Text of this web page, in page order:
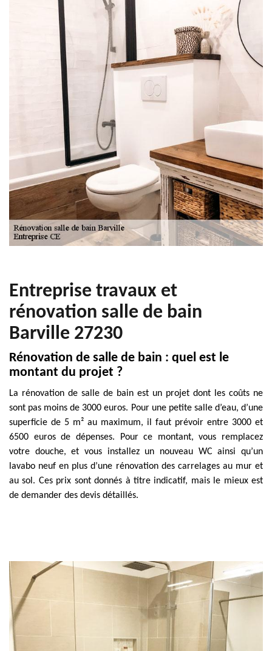
Entreprise travaux et
rénovation salle de bain
Barville 27230
Rénovation de salle de bain : quel est le
montant du projet ?
La rénovation de salle de bain est un projet dont les coûts ne
sont pas moins de 3000 euros. Pour une petite salle d’eau, d’une
superficie de 5 m² au maximum, il faut prévoir entre 3000 et
6500 euros de dépenses. Pour ce montant, vous remplacez
votre douche, et vous installez un nouveau WC ainsi qu’un
lavabo neuf en plus d’une rénovation des carrelages au mur et
au sol. Ces prix sont donnés à titre indicatif, mais le mieux est
de demander des devis détaillés.